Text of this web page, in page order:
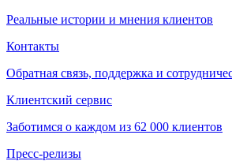
Реальные истории и мнения клиентов
Контакты
Обратная связь, поддержка и
Клиентский сервис
Заботимся о каждом из 62 000 клиентов
Пресс-релизы